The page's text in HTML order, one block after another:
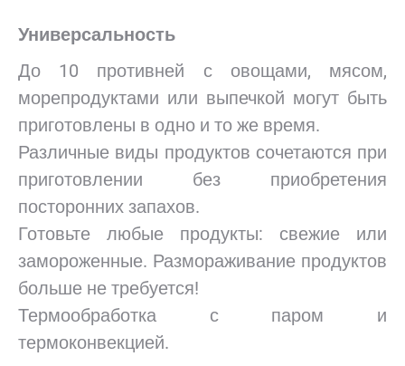
Универсальность
До 10 противней с овощами, мясом,
морепродуктами или выпечкой могут быть
приготовлены в одно и то же время.
Различные виды продуктов сочетаются при
приготовлении без приобретения
посторонних запахов.
Готовьте любые продукты: свежие или
замороженные. Размораживание продуктов
больше не требуется!
Термообработка с паром и
термоконвекцией.